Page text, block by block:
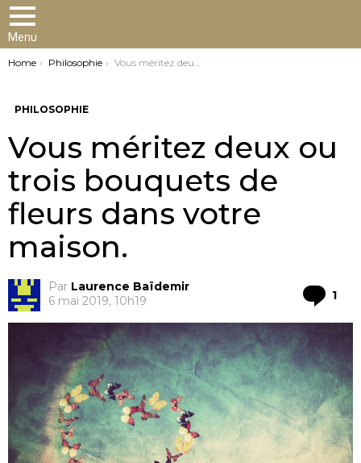
Menu
You are here:
Home Philosophie Vous méritez deux ou trois bouquets de fleurs dans votre maison.
PHILOSOPHIE
Vous méritez deux ou
trois bouquets de
fleurs dans votre
maison.
Par Laurence Baïdemir
6 mai 2019, 10h19
1